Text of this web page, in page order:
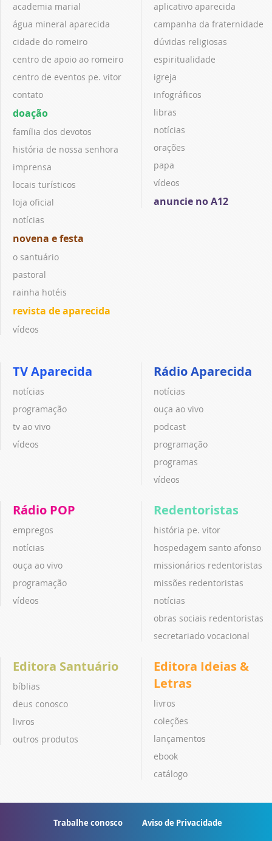
academia marial
água mineral aparecida
cidade do romeiro
centro de apoio ao romeiro
centro de eventos pe. vitor
contato
doação
família dos devotos
história de nossa senhora
imprensa
locais turísticos
loja oficial
notícias
novena e festa
o santuário
pastoral
rainha hotéis
revista de aparecida
vídeos
aplicativo aparecida
campanha da fraternidade
dúvidas religiosas
espiritualidade
igreja
infográficos
libras
notícias
orações
papa
vídeos
anuncie no A12
TV Aparecida
notícias
programação
tv ao vivo
vídeos
Rádio Aparecida
notícias
ouça ao vivo
podcast
programação
programas
vídeos
Rádio POP
empregos
notícias
ouça ao vivo
programação
vídeos
Redentoristas
história pe. vitor
hospedagem santo afonso
missionários redentoristas
missões redentoristas
notícias
obras sociais redentoristas
secretariado vocacional
Editora Santuário
bíblias
deus conosco
livros
outros produtos
Editora Ideias &
Letras
livros
coleções
lançamentos
ebook
catálogo
Trabalhe conosco Aviso de Privacidade